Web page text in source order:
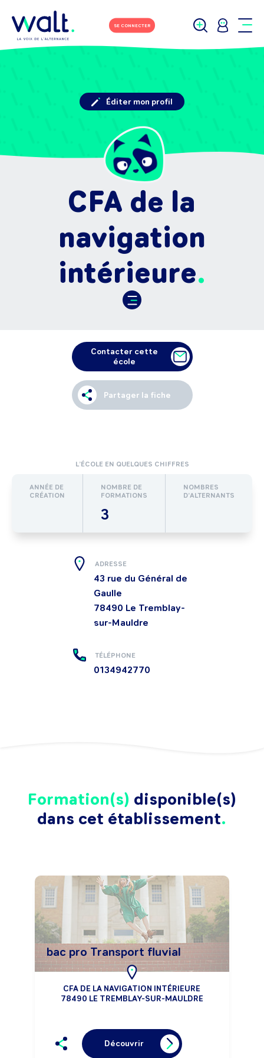
SE CONNECTER
CFA de la
navigation
intérieure
Éditer mon profil
Contacter cette
école
Partager la fiche
L’ÉCOLE EN QUELQUES CHIFFRES
ANNÉE DE
CRÉATION
NOMBRE DE
FORMATIONS
3
NOMBRES
D’ALTERNANTS
ADRESSE
43 rue du Général de
Gaulle
78490 Le Tremblay-
sur-Mauldre
TÉLÉPHONE
0134942770
Formation(s) disponible(s)
dans cet établissement
bac pro Transport fluvial
CFA DE LA NAVIGATION INTÉRIEURE
78490 LE TREMBLAY-SUR-MAULDRE
Découvrir